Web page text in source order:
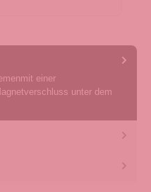
einer
unter dem